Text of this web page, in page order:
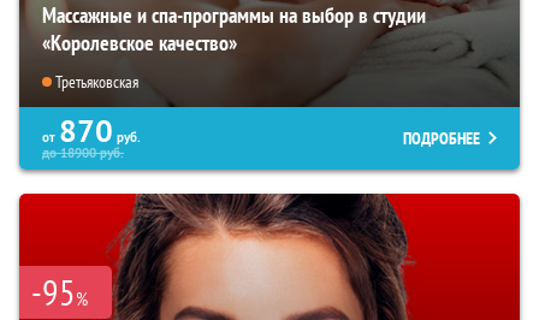
Массажные и спа-программы на выбор в студии
«Королевское качество»
Третьяковская
от 870 руб.
до18900руб.
ПОДРОБНЕЕ
-95%